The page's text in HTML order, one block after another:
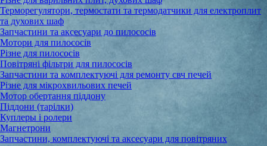
Терморегулятори, термостати та термодатчики для електроплит
та духових шаф
Запчастини та аксесуари до пилососів
Мотори для пилососів
Різне для пилососів
Повітряні фільтри для пилососів
Запчастини та комплектуючі для ремонту свч печей
Різне для мікрохвильових печей
Мотор обертання піддону
Піддони (тарілки)
Куплеры і ролери
Магнетрони
Запчастини, комплектуючі та аксесуари для повітряних